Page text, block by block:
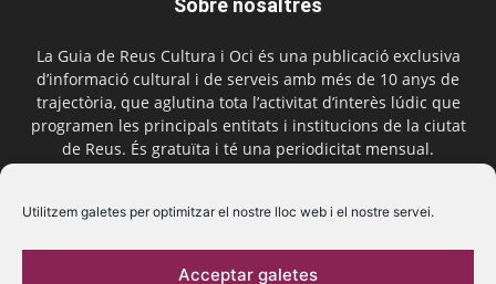
Utilitzem galetes per optimitzar el nostre lloc web i el nostre servei.
Acceptar galetes
Sobre nosaltres
La Guia de Reus Cultura i Oci és una publicació exclusiva
d’informació cultural i de serveis amb més de 10 anys de
trajectòria, que aglutina tota l’activitat d’interès lúdic que
programen les principals entitats i institucions de la ciutat
de Reus. És gratuïta i té una periodicitat mensual.
Segueix-nos